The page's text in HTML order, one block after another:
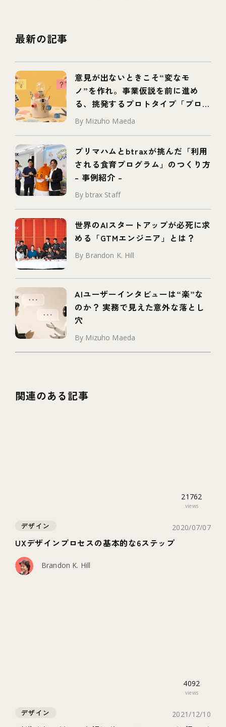
最新の記事
意見が出ないときこそ“変なモ
ノ”を作れ。事業仮説を前に進め
る、挑発するプロトタイプ「プロボ
タイプ」とは
By Mizuho Maeda
プリマハムとbtraxが挑んだ「利用
される食育プログラム」のつくり方
– 事例紹介 –
By btrax Staff
世界のAIスタートアップが必死に求
める「GTMエンジニア」とは？
By Brandon K. Hill
AIユーザーインタビューは“楽”な
のか？ 実務で見えた意外な落とし
穴
By Mizuho Maeda
関連のある記事
21762
views
デザイン 2020/07/07
UXデザインプロセスの基本的な6ステップ
Brandon K. Hill
4092
views
デザイン 2021/12/10